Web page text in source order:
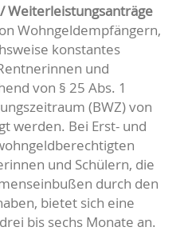
Weiterleistungsanträge
Wohngeldempfängern,
konstantes
und
von § 25 Abs. 1
(BWZ) von
werden. Bei Erst- und
und Schülern, die
durch den
bietet sich eine
bis sechs Monate an.